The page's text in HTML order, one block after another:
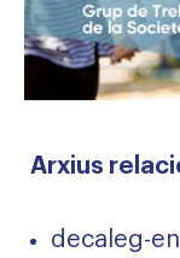
Arxius
decaleg-